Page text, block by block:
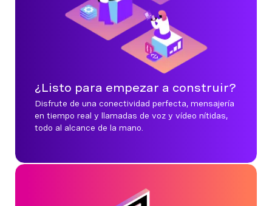
¿Listo para empezar a construir?
Disfrute de una conectividad perfecta, mensajería
en tiempo real y llamadas de voz y vídeo nítidas,
todo al alcance de la mano.